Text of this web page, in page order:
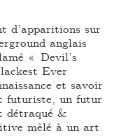
d’apparitions sur
anglais
« Devil’s
Ever
et savoir
futuriste, un futur
détraqué &
mêlé à un art